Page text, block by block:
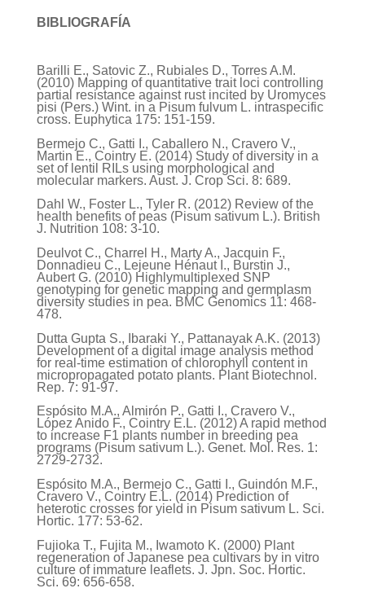
BIBLIOGRAFÍA
Barilli E., Satovic Z., Rubiales D., Torres A.M.
(2010) Mapping of quantitative trait loci controlling
partial resistance against rust incited by Uromyces
pisi (Pers.) Wint. in a Pisum fulvum L. intraspecific
cross. Euphytica 175: 151-159.
Bermejo C., Gatti I., Caballero N., Cravero V.,
Martin E., Cointry E. (2014) Study of diversity in a
set of lentil RILs using morphological and
molecular markers. Aust. J. Crop Sci. 8: 689.
Dahl W., Foster L., Tyler R. (2012) Review of the
health benefits of peas (Pisum sativum L.). British
J. Nutrition 108: 3-10.
Deulvot C., Charrel H., Marty A., Jacquin F.,
Donnadieu C., Lejeune Hénaut I., Burstin J.,
Aubert G. (2010) Highlymultiplexed SNP
genotyping for genetic mapping and germplasm
diversity studies in pea. BMC Genomics 11: 468-
478.
Dutta Gupta S., Ibaraki Y., Pattanayak A.K. (2013)
Development of a digital image analysis method
for real-time estimation of chlorophyll content in
micropropagated potato plants. Plant Biotechnol.
Rep. 7: 91-97.
Espósito M.A., Almirón P., Gatti I., Cravero V.,
López Anido F., Cointry E.L. (2012) A rapid method
to increase F1 plants number in breeding pea
programs (Pisum sativum L.). Genet. Mol. Res. 1:
2729-2732.
Espósito M.A., Bermejo C., Gatti I., Guindón M.F.,
Cravero V., Cointry E.L. (2014) Prediction of
heterotic crosses for yield in Pisum sativum L. Sci.
Hortic. 177: 53-62.
Fujioka T., Fujita M., Iwamoto K. (2000) Plant
regeneration of Japanese pea cultivars by in vitro
culture of immature leaflets. J. Jpn. Soc. Hortic.
Sci. 69: 656-658.